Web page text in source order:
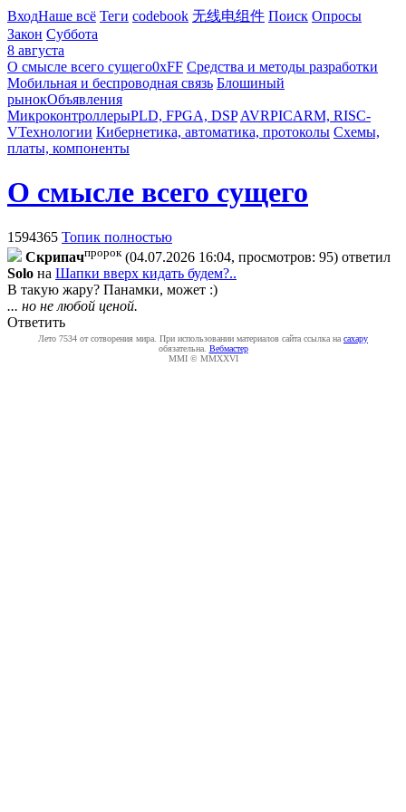
ВходНаше всё Теги codebook 无线电组件 Поиск Опросы
Закон Суббота
8 августа
О смысле всего сущего0xFF Средства и методы разработки
Мобильная и беспроводная связь Блошиный
рынокОбъявления
МикроконтроллерыPLD, FPGA, DSP AVRPICARM, RISC-
VТехнологии Кибернетика, автоматика, протоколы Схемы,
платы, компоненты
О смысле всего сущего
1594365 Топик полностью
Cкpипaчпророк (04.07.2026 16:04, просмотров: 95) ответил
Solo на Шапки вверх кидать будем?..
В такую жару? Панамки, может :)
... но не любой ценой.
Ответить
Лето 7534 от сотворения мира. При использовании материалов сайта ссылка на caxapу
обязательна. Вебмастер
MMI © MMXXVI